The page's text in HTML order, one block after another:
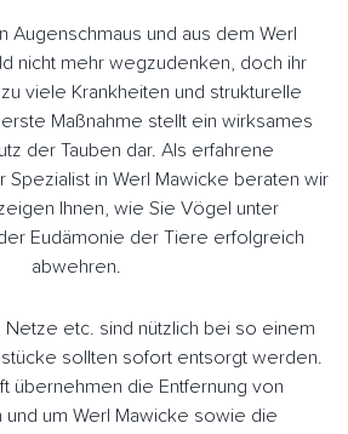
Augenschmaus und aus dem Werl
nicht mehr wegzudenken, doch ihr
viele Krankheiten und strukturelle
Maßnahme stellt ein wirksames
der Tauben dar. Als erfahrene
Spezialist in Werl Mawicke beraten wir
Ihnen, wie Sie Vögel unter
Eudämonie der Tiere erfolgreich
abwehren.
Netze etc. sind nützlich bei so einem
sollten sofort entsorgt werden.
übernehmen die Entfernung von
und um Werl Mawicke sowie die